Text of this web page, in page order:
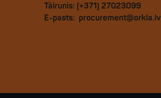
Tālrunis: (+371) 27023099
E-pasts: procurement@orkla.lv